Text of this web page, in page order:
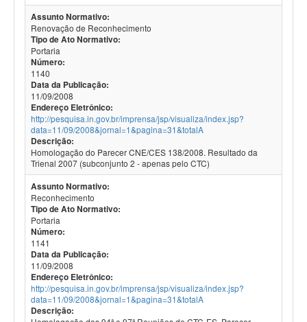
Assunto Normativo:
Renovação de Reconhecimento
Tipo de Ato Normativo:
Portaria
Número:
1140
Data da Publicação:
11/09/2008
Endereço Eletrônico:
http://pesquisa.in.gov.br/imprensa/jsp/visualiza/index.jsp?
data=11/09/2008&jornal=1&pagina=31&totalA
Descrição:
Homologação do Parecer CNE/CES 138/2008. Resultado da
Trienal 2007 (subconjunto 2 - apenas pelo CTC)
Assunto Normativo:
Reconhecimento
Tipo de Ato Normativo:
Portaria
Número:
1141
Data da Publicação:
11/09/2008
Endereço Eletrônico:
http://pesquisa.in.gov.br/imprensa/jsp/visualiza/index.jsp?
data=11/09/2008&jornal=1&pagina=31&totalA
Descrição: